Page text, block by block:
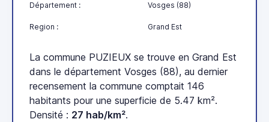
Département : Vosges (88)
Region : Grand Est
La commune PUZIEUX se trouve en Grand Est
dans le département Vosges (88), au dernier
recensement la commune comptait 146
habitants pour une superficie de 5.47 km².
Densité : 27 hab/km².